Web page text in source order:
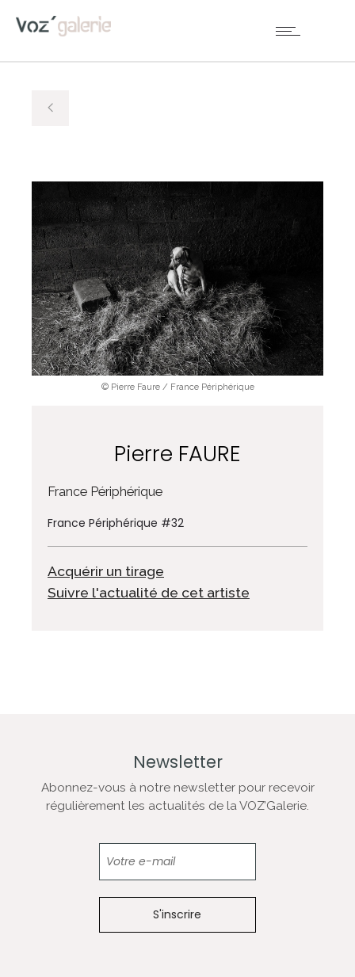
© Pierre Faure / France Périphérique
Pierre FAURE
France Périphérique
France Périphérique #32
Acquérir un tirage
Suivre l'actualité de cet artiste
Newsletter
Abonnez-vous à notre newsletter pour recevoir
régulièrement les actualités de la VOZ’Galerie.